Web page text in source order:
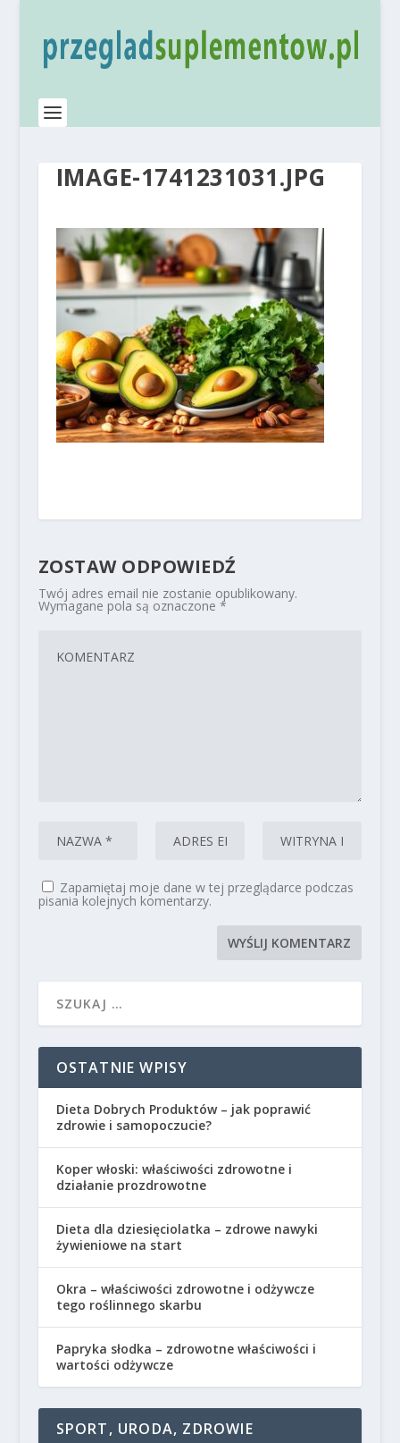
IMAGE-1741231031.JPG
ZOSTAW ODPOWIEDŹ
Twój adres email nie zostanie opublikowany.
Wymagane pola są oznaczone *
Zapamiętaj moje dane w tej przeglądarce podczas
pisania kolejnych komentarzy.
OSTATNIE WPISY
Dieta Dobrych Produktów – jak poprawić
zdrowie i samopoczucie?
Koper włoski: właściwości zdrowotne i
działanie prozdrowotne
Dieta dla dziesięciolatka – zdrowe nawyki
żywieniowe na start
Okra – właściwości zdrowotne i odżywcze
tego roślinnego skarbu
Papryka słodka – zdrowotne właściwości i
wartości odżywcze
SPORT, URODA, ZDROWIE